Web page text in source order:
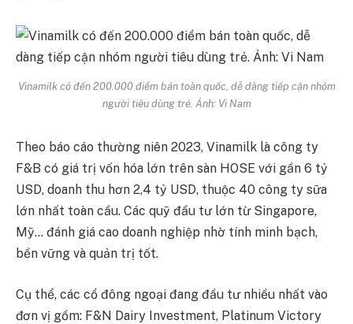
Vinamilk có đến 200.000 điểm bán toàn quốc, dễ dàng tiếp cận nhóm
người tiêu dùng trẻ. Ảnh: Vi Nam
Theo báo cáo thường niên 2023, Vinamilk là công ty
F&B có giá trị vốn hóa lớn trên sàn HOSE với gần 6 tỷ
USD, doanh thu hơn 2,4 tỷ USD, thuộc 40 công ty sữa
lớn nhất toàn cầu. Các quỹ đầu tư lớn từ Singapore,
Mỹ… đánh giá cao doanh nghiệp nhờ tính minh bạch,
bền vững và quản trị tốt.
Cụ thể, các cổ đông ngoại đang đầu tư nhiều nhất vào
đơn vị gồm: F&N Dairy Investment, Platinum Victory